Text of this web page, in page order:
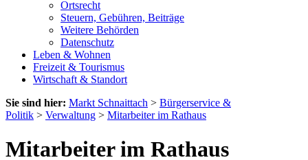
Ortsrecht
Steuern, Gebühren, Beiträge
Weitere Behörden
Datenschutz
Leben & Wohnen
Freizeit & Tourismus
Wirtschaft & Standort
Sie sind hier: Markt Schnaittach > Bürgerservice &
Politik > Verwaltung > Mitarbeiter im Rathaus
Mitarbeiter im Rathaus